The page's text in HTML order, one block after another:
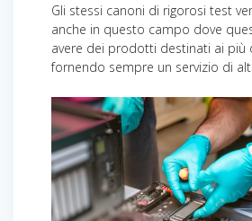
Gli stessi canoni di rigorosi test
anche in questo campo dove
avere dei prodotti destinati ai più
fornendo sempre un servizio di